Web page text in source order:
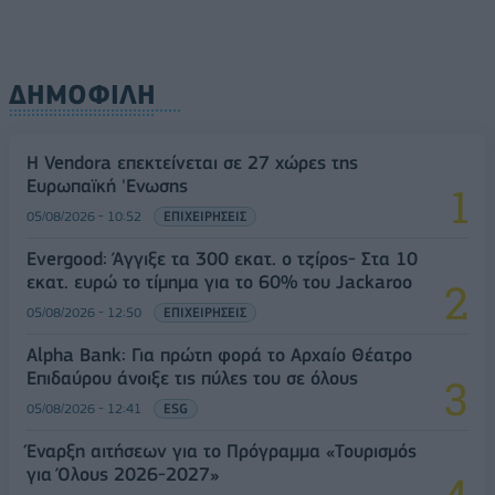
ΔΗΜΟΦΙΛΗ
Η Vendora επεκτείνεται σε 27 χώρες της
Ευρωπαϊκή 'Ενωσης
05/08/2026 - 10:52 ΕΠΙΧΕΙΡΗΣΕΙΣ
Evergood: Άγγιξε τα 300 εκατ. ο τζίρος- Στα 10
εκατ. ευρώ το τίμημα για το 60% του Jackaroo
05/08/2026 - 12:50 ΕΠΙΧΕΙΡΗΣΕΙΣ
Alpha Bank: Για πρώτη φορά το Αρχαίο Θέατρο
Επιδαύρου άνοιξε τις πύλες του σε όλους
05/08/2026 - 12:41 ESG
Έναρξη αιτήσεων για το Πρόγραμμα «Τουρισμός
για Όλους 2026-2027»